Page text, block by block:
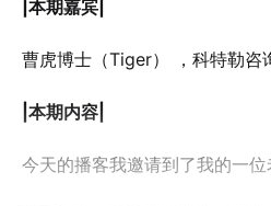
|本期嘉宾|
曹虎博士（Tiger） ，科特勒咨
|本期内容|
今天的播客我邀请到了我的一位